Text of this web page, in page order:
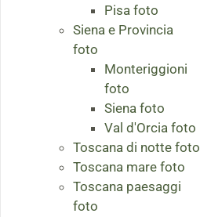
Pisa foto
Siena e Provincia
foto
Monteriggioni
foto
Siena foto
Val d'Orcia foto
Toscana di notte foto
Toscana mare foto
Toscana paesaggi
foto